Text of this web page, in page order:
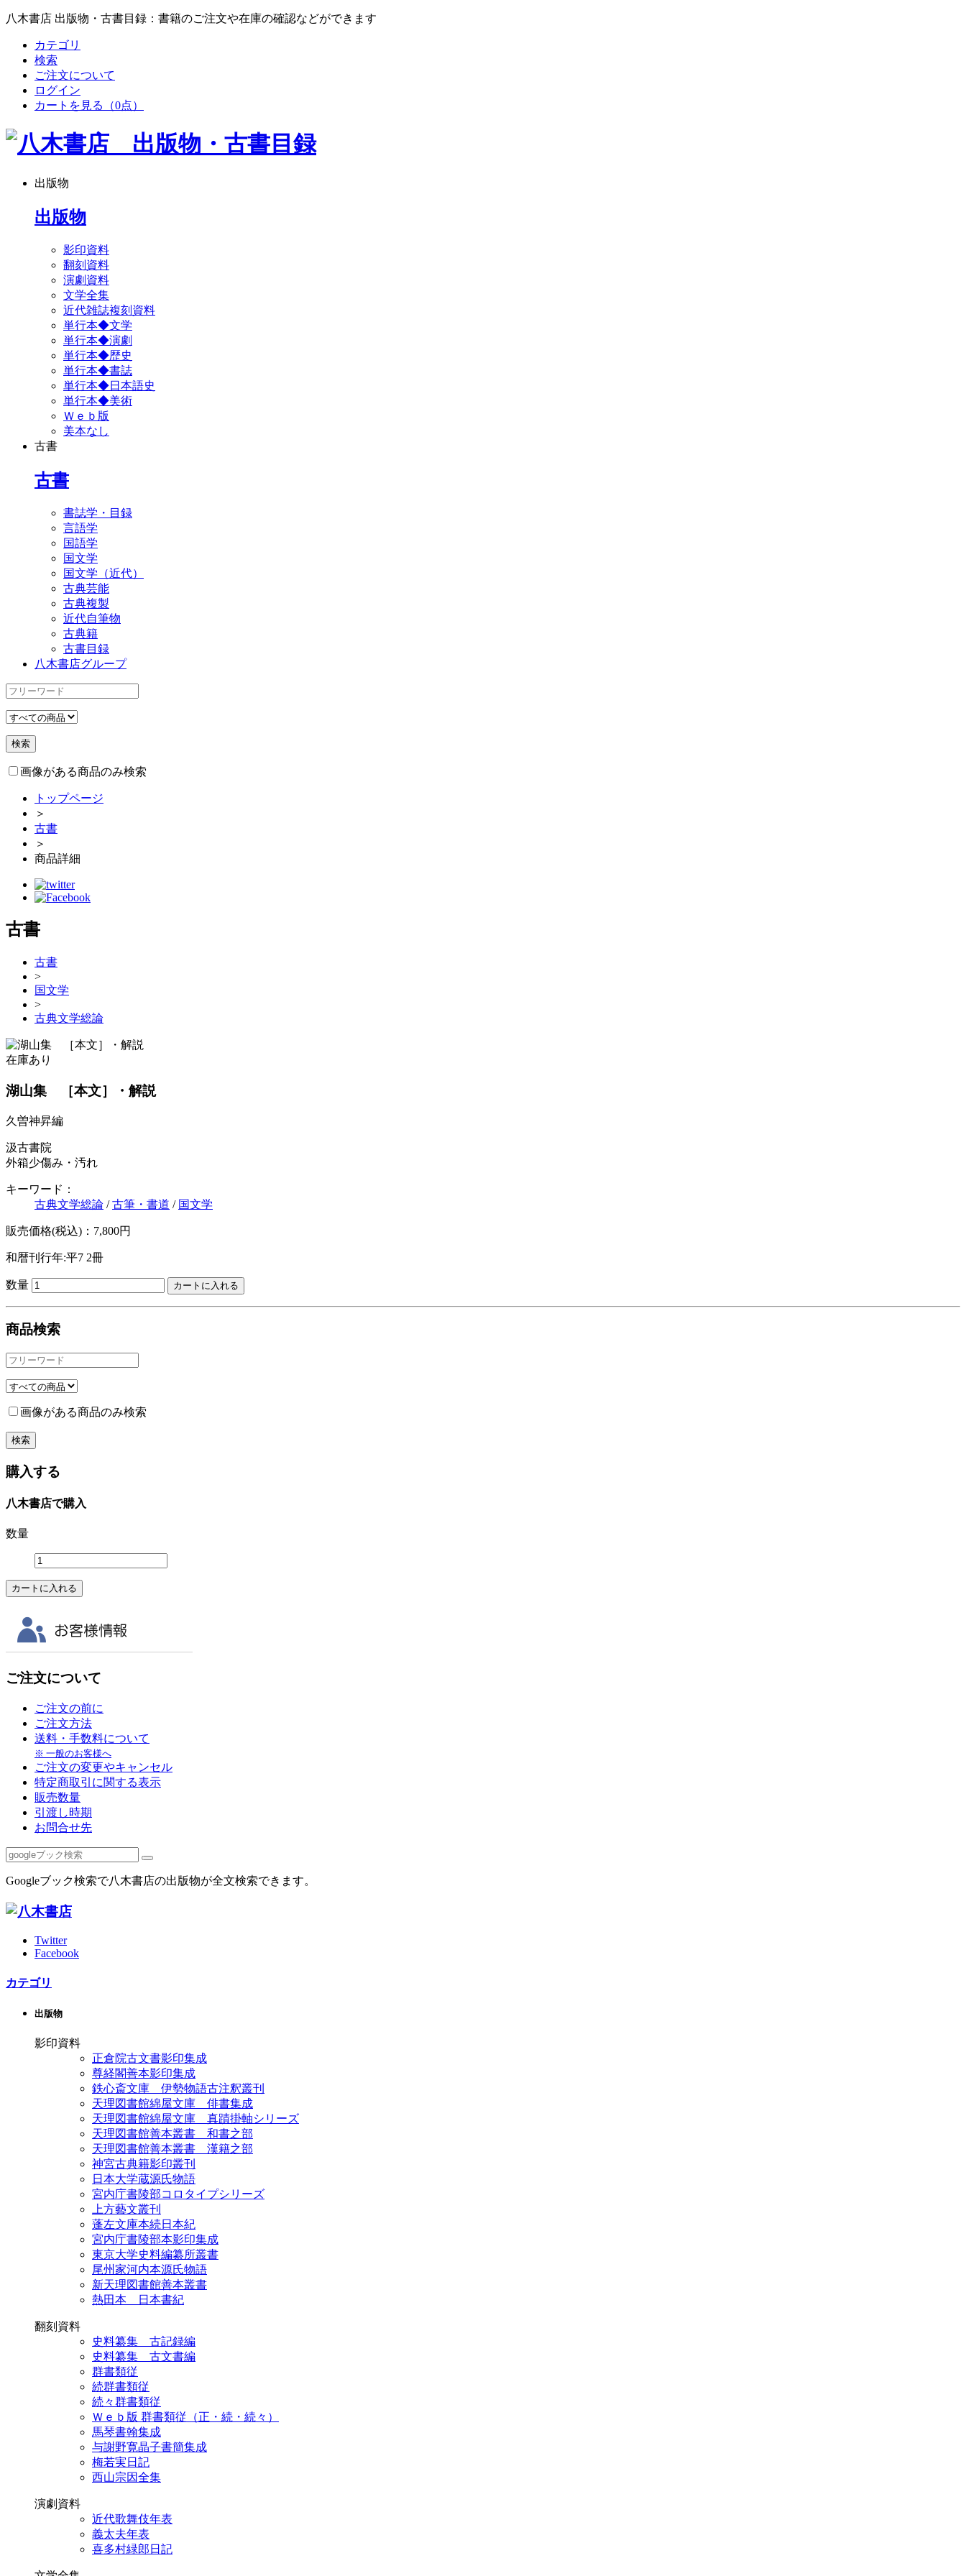
八木書店 出版物・古書目録：書籍のご注文や在庫の確認などができます
カテゴリ
検索
ご注文について
ログイン
カートを見る
（0点）
出版物
出版物
影印資料
翻刻資料
演劇資料
文学全集
近代雑誌複刻資料
単行本◆文学
単行本◆演劇
単行本◆歴史
単行本◆書誌
単行本◆日本語史
単行本◆美術
Ｗｅｂ版
美本なし
古書
古書
書誌学・目録
言語学
国語学
国文学
国文学（近代）
古典芸能
古典複製
近代自筆物
古典籍
古書目録
八木書店グループ
画像がある商品のみ検索
トップページ
＞
古書
＞
商品詳細
古書
古書
>
国文学
>
古典文学総論
在庫あり
湖山集 ［本文］・解説
久曽神昇編
汲古書院
外箱少傷み・汚れ
キーワード：
古典文学総論 /古筆・書道 / 国文学
販売価格(税込)：7,800円
和暦刊行年:平7 2冊
数量
商品検索
画像がある商品のみ検索
購入する
八木書店で購入
数量
ご注文について
ご注文の前に
ご注文方法
送料・手数料について
※ 一般のお客様へ
ご注文の変更やキャンセル
特定商取引に関する表示
販売数量
引渡し時期
お問合せ先
Googleブック検索で八木書店の出版物が全文検索できます。
Twitter
Facebook
カテゴリ
出版物
影印資料
正倉院古文書影印集成
尊経閣善本影印集成
鉄心斎文庫 伊勢物語古注釈叢刊
天理図書館綿屋文庫 俳書集成
天理図書館綿屋文庫 真蹟掛軸シリーズ
天理図書館善本叢書 和書之部
天理図書館善本叢書 漢籍之部
神宮古典籍影印叢刊
日本大学蔵源氏物語
宮内庁書陵部コロタイプシリーズ
上方藝文叢刊
蓬左文庫本続日本紀
宮内庁書陵部本影印集成
東京大学史料編纂所叢書
尾州家河内本源氏物語
新天理図書館善本叢書
熱田本 日本書紀
翻刻資料
史料纂集 古記録編
史料纂集 古文書編
群書類従
続群書類従
続々群書類従
Ｗｅｂ版 群書類従（正・続・続々）
馬琴書翰集成
与謝野寛晶子書簡集成
梅若実日記
西山宗因全集
演劇資料
近代歌舞伎年表
義太夫年表
喜多村緑郎日記